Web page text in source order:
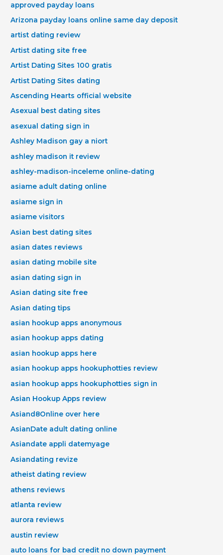
approved payday loans
Arizona payday loans online same day deposit
artist dating review
Artist dating site free
Artist Dating Sites 100 gratis
Artist Dating Sites dating
Ascending Hearts official website
Asexual best dating sites
asexual dating sign in
Ashley Madison gay a niort
ashley madison it review
ashley-madison-inceleme online-dating
asiame adult dating online
asiame sign in
asiame visitors
Asian best dating sites
asian dates reviews
asian dating mobile site
asian dating sign in
Asian dating site free
Asian dating tips
asian hookup apps anonymous
asian hookup apps dating
asian hookup apps here
asian hookup apps hookuphotties review
asian hookup apps hookuphotties sign in
Asian Hookup Apps review
Asiand8Online over here
AsianDate adult dating online
Asiandate appli datemyage
Asiandating revize
atheist dating review
athens reviews
atlanta review
aurora reviews
austin review
auto loans for bad credit no down payment